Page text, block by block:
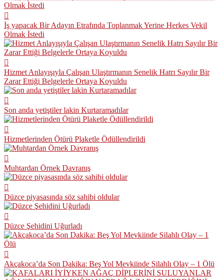
İş yapacak Bir Adayın Etrafında Toplanmak Yerine Herkes Vekil
Olmak İstedi
Hizmet Anlayışıyla Çalışan Ulaştırmanın Senelik Hatrı Sayılır Bir
Zarar Ettiği Belgelerle Ortaya Koyuldu
Son anda yetiştiler lakin Kurtaramadılar
Hizmetlerinden Ötürü Plaketle Ödüllendirildi
Muhtardan Örnek Davranış
Düzce piyasasında söz sahibi oldular
Düzce Şehidini Uğurladı
Akçakoca’da Son Dakika: Beş Yol Mevkiinde Silahlı Olay – 1 Ölü